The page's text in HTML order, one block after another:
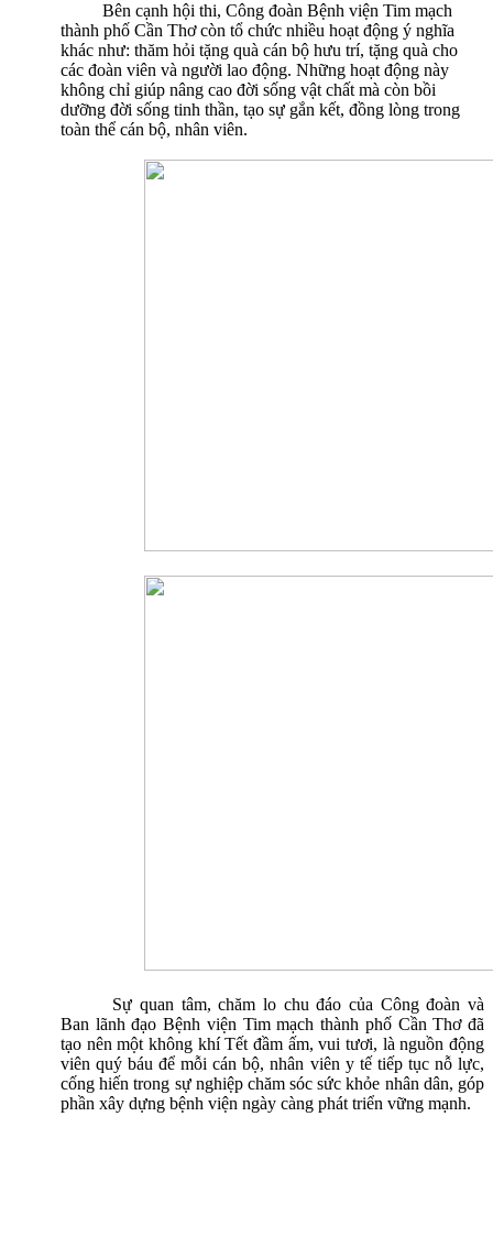
Bên cạnh hội thi, Công đoàn Bệnh viện Tim mạch
thành phố Cần Thơ còn tổ chức nhiều hoạt động ý nghĩa
khác như: thăm hỏi tặng quà cán bộ hưu trí, tặng quà cho
các đoàn viên và người lao động. Những hoạt động này
không chỉ giúp nâng cao đời sống vật chất mà còn bồi
dưỡng đời sống tinh thần, tạo sự gắn kết, đồng lòng trong
toàn thể cán bộ, nhân viên.
Sự quan tâm, chăm lo chu đáo của Công đoàn và
Ban lãnh đạo Bệnh viện Tim mạch thành phố Cần Thơ đã
tạo nên một không khí Tết đầm ấm, vui tươi, là nguồn động
viên quý báu để mỗi cán bộ, nhân viên y tế tiếp tục nỗ lực,
cống hiến trong sự nghiệp chăm sóc sức khỏe nhân dân, góp
phần xây dựng bệnh viện ngày càng phát triển vững mạnh.